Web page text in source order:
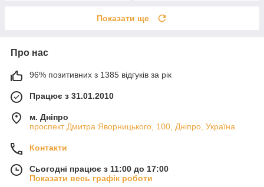
Показати ще
Про нас
96% позитивних з 1385 відгуків за рік
Працює з 31.01.2010
м. Дніпро
проспект Дмитра Яворницького, 100, Дніпро, Україна
Контакти
Сьогодні працює з 11:00 до 17:00
Показати весь графік роботи